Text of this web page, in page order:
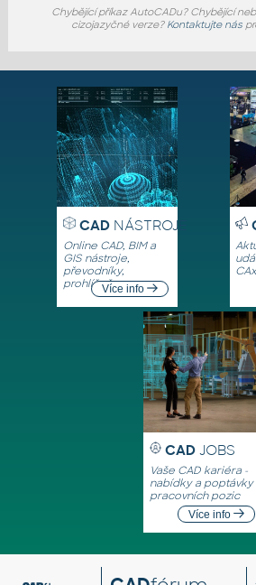
Chybějící příkaz AutoCADu? Chybějící
cizojazyčné verze? Kontaktujte nás
CADNÁSTROJE
Online CAD, BIM a
GIS nástroje,
převodníky,
prohlížečeVíce info
CAD JOBS
Vaše CAD kariéra -
nabídky a poptávky
pracovních pozic
Více info